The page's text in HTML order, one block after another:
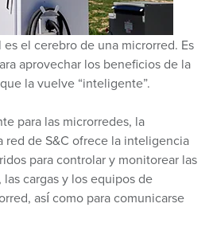
el cerebro de una microrred. Es
aprovechar los beneficios de la
la vuelve “inteligente”.
para las microrredes, la
red de S&C ofrece la inteligencia
para controlar y monitorear las
cargas y los equipos de
así como para comunicarse